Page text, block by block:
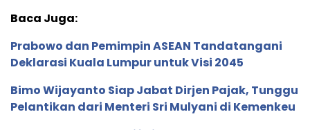
Baca Juga:
Prabowo dan Pemimpin ASEAN Tandatangani
Deklarasi Kuala Lumpur untuk Visi 2045
Bimo Wijayanto Siap Jabat Dirjen Pajak, Tunggu
Pelantikan dari Menteri Sri Mulyani di Kemenkeu